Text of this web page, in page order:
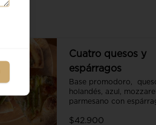
Cuatro quesos y
espárragos
Base promodoro,
holandés, azul,
parmesano con
$42.900